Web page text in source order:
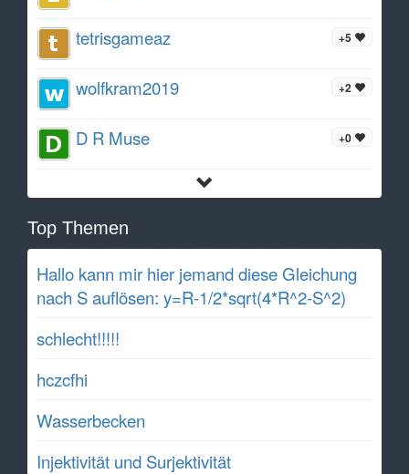
+5
tetrisgameaz
+2
wolfkram2019
+0
D R Muse
Top Themen
Hallo kann mir hier jemand diese Gleichung
nach S auflösen: y=R-1/2*sqrt(4*R^2-S^2)
schlecht!!!!!
hczcfhi
Wasserbecken
Injektivität und Surjektivität